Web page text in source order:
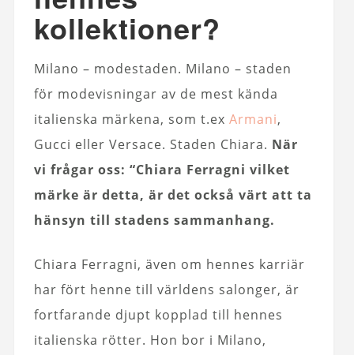
kollektioner?
Milano – modestaden. Milano – staden
för modevisningar av de mest kända
italienska märkena, som t.ex Armani,
Gucci eller Versace. Staden Chiara. När
vi frågar oss: “Chiara Ferragni vilket
märke är detta, är det också värt att ta
hänsyn till stadens sammanhang.
Chiara Ferragni, även om hennes karriär
har fört henne till världens salonger, är
fortfarande djupt kopplad till hennes
italienska rötter. Hon bor i Milano,